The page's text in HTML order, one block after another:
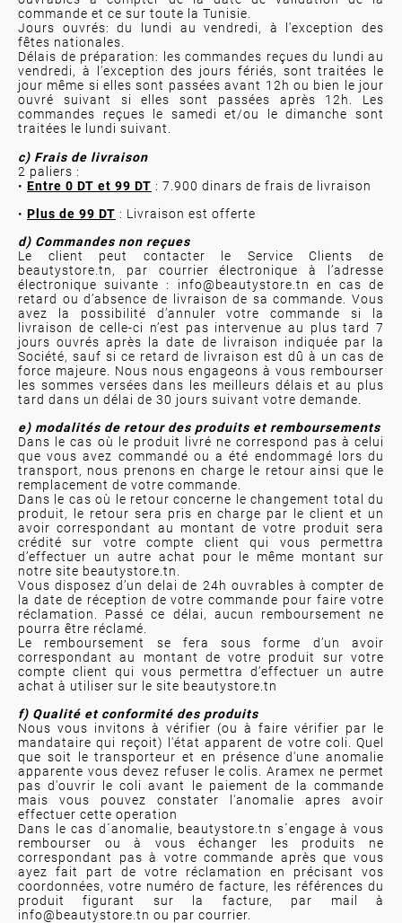
commande et ce sur toute la Tunisie.
Jours ouvrés: du lundi au vendredi, à l'exception des
fêtes nationales.
Délais de préparation: les commandes reçues du lundi au
vendredi, à l'exception des jours fériés, sont traitées le
jour même si elles sont passées avant 12h ou bien le jour
ouvré suivant si elles sont passées après 12h. Les
commandes reçues le samedi et/ou le dimanche sont
traitées le lundi suivant.
c) Frais de livraison
2 paliers :
• Entre 0 DT et 99 DT : 7.900 dinars de frais de livraison
• Plus de 99 DT : Livraison est offerte
d) Commandes non reçues
Le client peut contacter le Service Clients de
beautystore.tn, par courrier électronique à l’adresse
électronique suivante : info@beautystore.tn en cas de
retard ou d’absence de livraison de sa commande. Vous
avez la possibilité d’annuler votre commande si la
livraison de celle-ci n’est pas intervenue au plus tard 7
jours ouvrés après la date de livraison indiquée par la
Société, sauf si ce retard de livraison est dû à un cas de
force majeure. Nous nous engageons à vous rembourser
les sommes versées dans les meilleurs délais et au plus
tard dans un délai de 30 jours suivant votre demande.
e) modalités de retour des produits et remboursements
Dans le cas où le produit livré ne correspond pas à celui
que vous avez commandé ou a été endommagé lors du
transport, nous prenons en charge le retour ainsi que le
remplacement de votre commande.
Dans le cas où le retour concerne le changement total du
produit, le retour sera pris en charge par le client et un
avoir correspondant au montant de votre produit sera
crédité sur votre compte client qui vous permettra
d’effectuer un autre achat pour le même montant sur
notre site beautystore.tn.
Vous disposez d’un delai de 24h ouvrables à compter de
la date de réception de votre commande pour faire votre
réclamation. Passé ce délai, aucun remboursement ne
pourra être réclamé.
Le remboursement se fera sous forme d’un avoir
correspondant au montant de votre produit sur votre
compte client qui vous permettra d’effectuer un autre
achat à utiliser sur le site beautystore.tn
f) Qualité et conformité des produits
Nous vous invitons à vérifier (ou à faire vérifier par le
mandataire qui reçoit) l'état apparent de votre coli. Quel
que soit le transporteur et en présence d'une anomalie
apparente vous devez refuser le colis. Aramex ne permet
pas d'ouvrir le coli avant le paiement de la commande
mais vous pouvez constater l'anomalie apres avoir
effectuer cette operation
Dans le cas d´anomalie, beautystore.tn s´engage à vous
rembourser ou à vous échanger les produits ne
correspondant pas à votre commande après que vous
ayez fait part de votre réclamation en précisant vos
coordonnées, votre numéro de facture, les références du
produit figurant sur la facture, par mail à
info@beautystore.tn ou par courrier.